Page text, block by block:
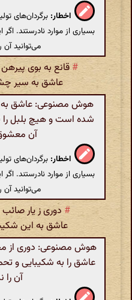
اخطار: برگردان‌های
بسیاری از موارد نادرستند.
می‌توانید آن
# قانع به بوی
عاشق به سیر
هوش مصنوعی: عاشق به
شده است و هیچ بلبل را
آن
اخطار: برگردان‌های
بسیاری از موارد نادرستند.
می‌توانید آن
# دوری ز یار
عاشق به این
هوش مصنوعی: دوری از
عاشق را به شکیبایی و
آن را